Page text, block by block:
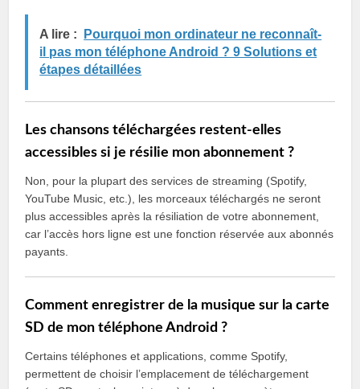
A lire :
Pourquoi mon ordinateur ne reconnaît-
il pas mon téléphone Android ? 9 Solutions et
étapes détaillées
Les chansons téléchargées restent-elles
accessibles si je résilie mon abonnement ?
Non, pour la plupart des services de streaming (Spotify,
YouTube Music, etc.), les morceaux téléchargés ne seront
plus accessibles après la résiliation de votre abonnement,
car l’accès hors ligne est une fonction réservée aux abonnés
payants.
Comment enregistrer de la musique sur la carte
SD de mon téléphone Android ?
Certains téléphones et applications, comme Spotify,
permettent de choisir l’emplacement de téléchargement